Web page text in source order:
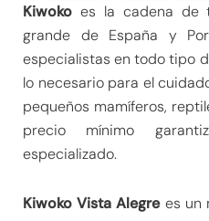
Kiwoko es la cadena de
grande de España y
especialistas en todo tipo
lo necesario para el
pequeños mamíferos,
precio mínimo
especializado.
Kiwoko Vista Alegrees un